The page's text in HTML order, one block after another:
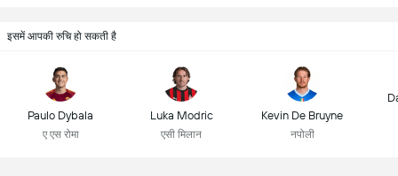
इसमें आपकी रुचि हो सकती है
Paulo Dybala
ए एस रोमा
Luka Modric
एसी मिलान
Kevin De Bruyne
नपोली